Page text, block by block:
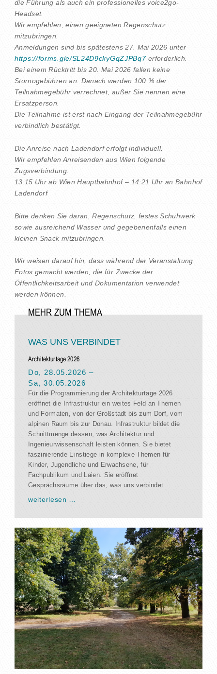
die Führung als auch ein professionelles voice2go-
Headset.
Wir empfehlen, einen geeigneten Regenschutz
mitzubringen.
Anmeldungen sind bis spätestens 27. Mai 2026 unter
https://forms.gle/SL24D9ckyGqZJPBq7 erforderlich.
Bei einem Rücktritt bis 20. Mai 2026 fallen keine
Stornogebühren an. Danach werden 100 % der
Teilnahmegebühr verrechnet, außer Sie nennen eine
Ersatzperson.
Die Teilnahme ist erst nach Eingang der Teilnahmegebühr
verbindlich bestätigt.
Die Anreise nach Ladendorf erfolgt individuell.
Wir empfehlen Anreisenden aus Wien folgende
Zugsverbindung:
13:15 Uhr ab Wien Hauptbahnhof – 14:21 Uhr an Bahnhof
Ladendorf
Bitte denken Sie daran, Regenschutz, festes Schuhwerk
sowie ausreichend Wasser und gegebenenfalls einen
kleinen Snack mitzubringen.
Wir weisen darauf hin, dass während der Veranstaltung
Fotos gemacht werden, die für Zwecke der
Öffentlichkeitsarbeit und Dokumentation verwendet
werden können.
MEHR ZUM THEMA
WAS UNS VERBINDET
Architekturtage 2026
Do, 28.05.2026 –
Sa, 30.05.2026
Für die Programmierung der Architekturtage 2026
eröffnet die Infrastruktur ein weites Feld an Themen
und Formaten, von der Großstadt bis zum Dorf, vom
alpinen Raum bis zur Donau. Infrastruktur bildet die
Schnittmenge dessen, was Architektur und
Ingenieurwissenschaft leisten können. Sie bietet
faszinierende Einstiege in komplexe Themen für
Kinder, Jugendliche und Erwachsene, für
Fachpublikum und Laien. Sie eröffnet
Gesprächsräume über das, was uns verbindet
weiterlesen …